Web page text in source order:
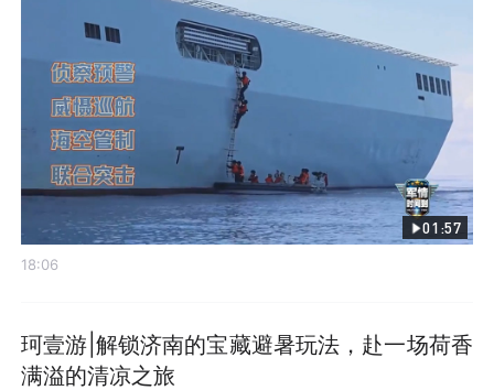
01:57
18:06
珂壹游|解锁济南的宝藏避暑玩法，赴一场荷香
满溢的清凉之旅